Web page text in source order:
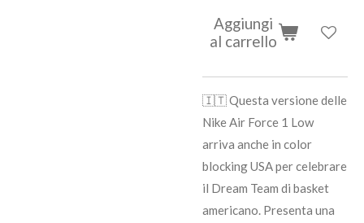
Aggiungi
al carrello
🇮🇹 Questa versione delle
Nike Air Force 1 Low
arriva anche in color
blocking USA per celebrare
il Dream Team di basket
americano. Presenta una